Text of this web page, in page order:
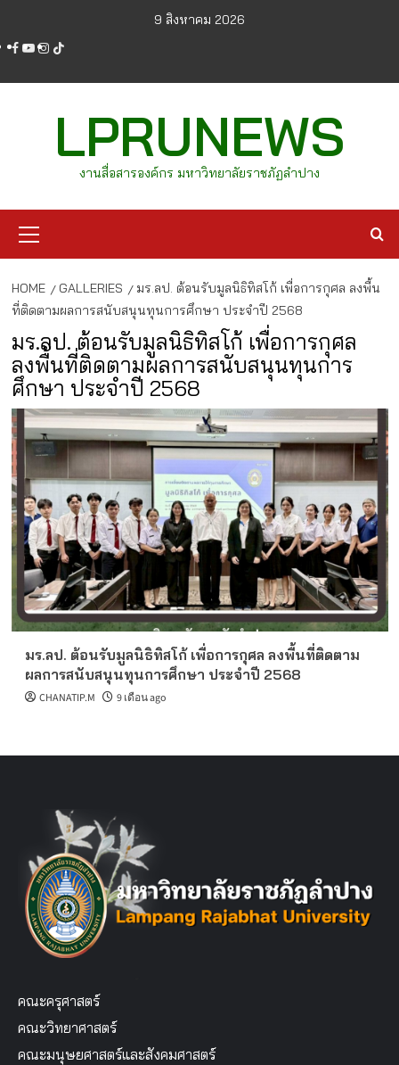
content
9 สิงหาคม 2026
facebook
youtube
instagram
tiktok
LPRUNEWS
งานสื่อสารองค์กร มหาวิทยาลัยราชภัฏลำปาง
Menu
HOME GALLERIES
มร.ลป. ต้อนรับมูลนิธิทิสโก้ เพื่อการกุศล ลงพื้น
ที่ติดตามผลการสนับสนุนทุนการศึกษา ประจำปี 2568
มร.ลป. ต้อนรับมูลนิธิทิสโก้ เพื่อการกุศล
ลงพื้นที่ติดตามผลการสนับสนุนทุนการ
ศึกษา ประจำปี 2568
มร.ลป. ต้อนรับมูลนิธิทิสโก้ เพื่อการกุศล ลงพื้นที่ติดตาม
ผลการสนับสนุนทุนการศึกษา ประจำปี 2568
CHANATIP.M 9 เดือน ago
คณะครุศาสตร์
คณะวิทยาศาสตร์
คณะมนุษยศาสตร์และสังคมศาสตร์